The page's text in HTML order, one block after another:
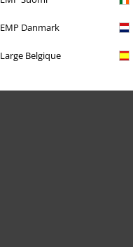
EMP Danmark
Large Belgique